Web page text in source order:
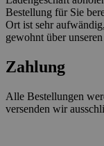
Bestellung für Sie
Ort ist sehr
gewohnt über
Zahlung
Alle Bestellungen
versenden wir